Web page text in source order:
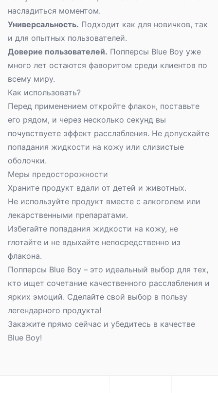
насладиться моментом.
Универсальность. Подходит как для новичков, так
и для опытных пользователей.
Доверие пользователей. Попперсы Blue Boy уже
много лет остаются фаворитом среди клиентов по
всему миру.
Как использовать?
Перед применением откройте флакон, поставьте
его рядом, и через несколько секунд вы
почувствуете эффект расслабления. Не допускайте
попадания жидкости на кожу или слизистые
оболочки.
Меры предосторожности
Храните продукт вдали от детей и животных.
Не используйте продукт вместе с алкоголем или
лекарственными препаратами.
Избегайте попадания жидкости на кожу, не
глотайте и не вдыхайте непосредственно из
флакона.
Попперсы Blue Boy – это идеальный выбор для тех,
кто ищет сочетание качественного расслабления и
ярких эмоций. Сделайте свой выбор в пользу
легендарного продукта!
Закажите прямо сейчас и убедитесь в качестве
Blue Boy!